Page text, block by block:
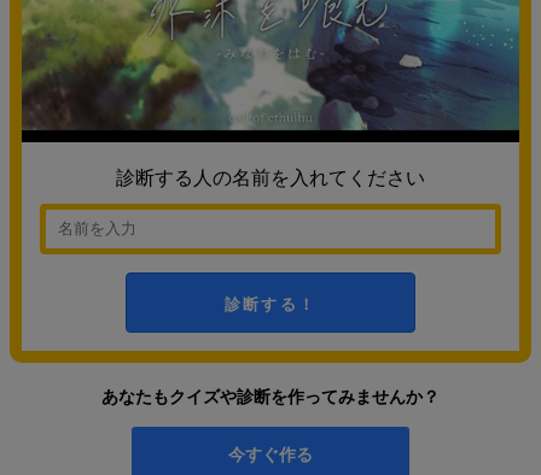
診断する人の名前を入れてください
診断する！
あなたもクイズや診断を作ってみませんか？
今すぐ作る